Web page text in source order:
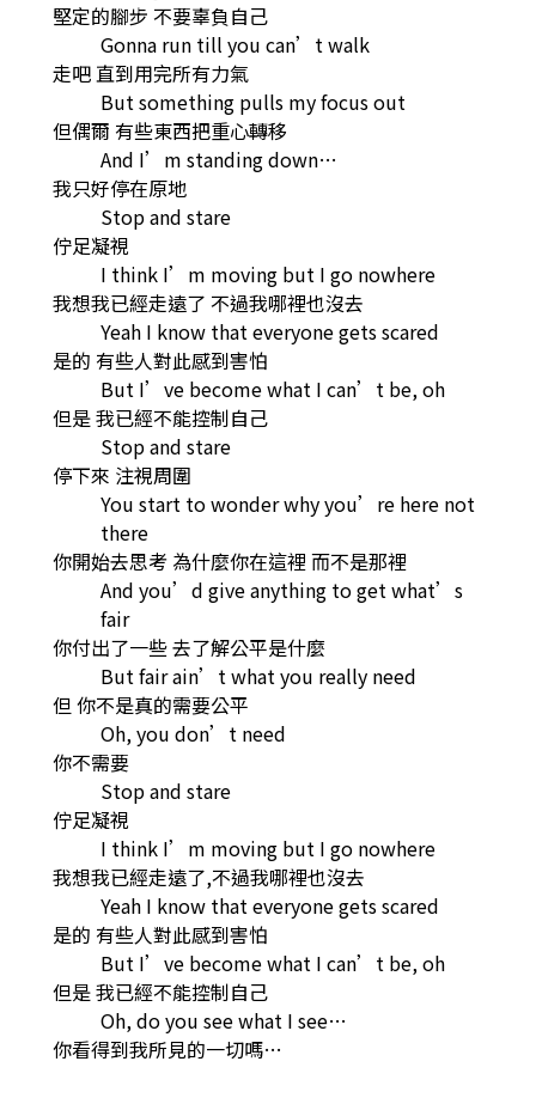
堅定的腳步 不要辜負自己
Gonna run till you can’t walk
走吧 直到用完所有力氣
But something pulls my focus out
但偶爾 有些東西把重心轉移
And I’m standing down…
我只好停在原地
Stop and stare
佇足凝視
I think I’m moving but I go nowhere
我想我已經走遠了 不過我哪裡也沒去
Yeah I know that everyone gets scared
是的 有些人對此感到害怕
But I’ve become what I can’t be, oh
但是 我已經不能控制自己
Stop and stare
停下來 注視周圍
You start to wonder why you’re here not
there
你開始去思考 為什麼你在這裡 而不是那裡
And you’d give anything to get what’s
fair
你付出了一些 去了解公平是什麼
But fair ain’t what you really need
但 你不是真的需要公平
Oh, you don’t need
你不需要
Stop and stare
佇足凝視
I think I’m moving but I go nowhere
我想我已經走遠了,不過我哪裡也沒去
Yeah I know that everyone gets scared
是的 有些人對此感到害怕
But I’ve become what I can’t be, oh
但是 我已經不能控制自己
Oh, do you see what I see…
你看得到我所見的一切嗎…